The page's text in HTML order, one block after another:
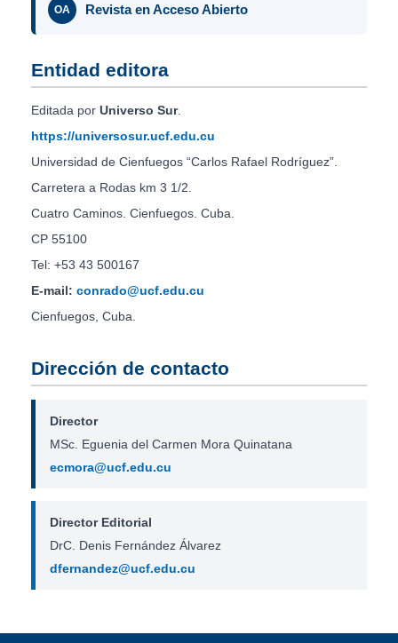
OA Revista en Acceso Abierto
Entidad editora
Editada por Universo Sur.
https://universosur.ucf.edu.cu
Universidad de Cienfuegos “Carlos Rafael Rodríguez”.
Carretera a Rodas km 3 1/2.
Cuatro Caminos. Cienfuegos. Cuba.
CP 55100
Tel: +53 43 500167
E-mail: conrado@ucf.edu.cu
Cienfuegos, Cuba.
Dirección de contacto
Director
MSc. Eguenia del Carmen Mora Quinatana
ecmora@ucf.edu.cu
Director Editorial
DrC. Denis Fernández Álvarez
dfernandez@ucf.edu.cu